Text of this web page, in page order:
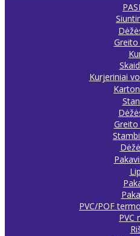
Kurjeriniai
PVC/POF
PVC